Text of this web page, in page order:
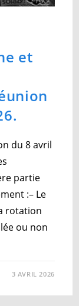
et
du 8 avril
partie
:– Le
rotation
ou non
3 AVRIL 2026